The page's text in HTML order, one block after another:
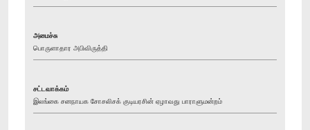
அமைச்சு
பொருளாதார அபிவிருத்தி
சட்டவாக்கம்
இலங்கை சனநாயக சோசலிசக் குடியரசின் ஏழாவது பாராளுமன்றம்